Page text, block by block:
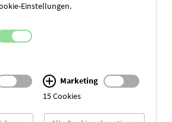
Einstellungen.
Marketing
15 Cookies